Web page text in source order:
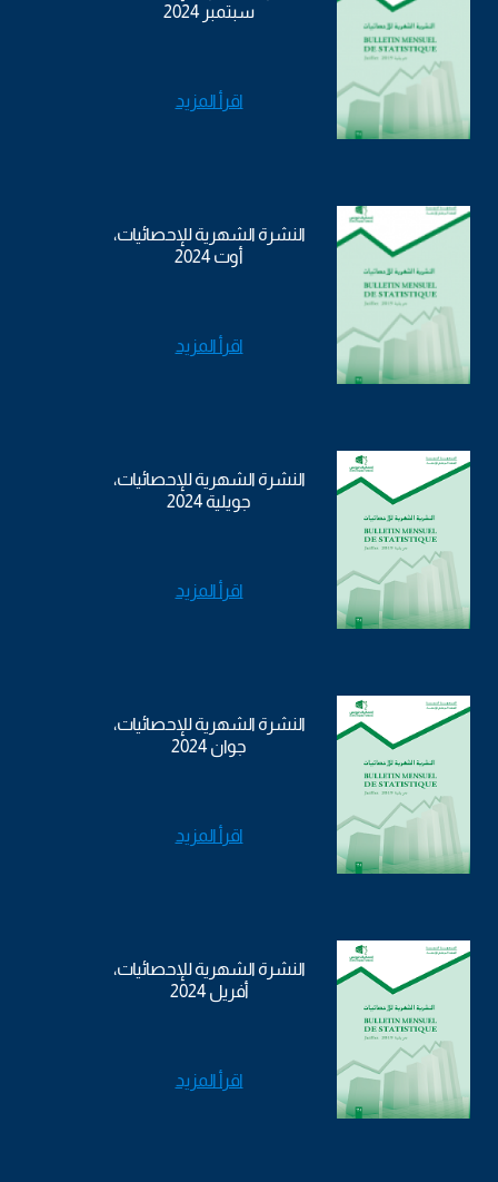
سبتمبر 2024
اقرأ المزيد
النشرة الشهرية للإحصائيات،
أوت 2024
اقرأ المزيد
النشرة الشهرية للإحصائيات،
جويلية 2024
اقرأ المزيد
النشرة الشهرية للإحصائيات،
جوان 2024
اقرأ المزيد
النشرة الشهرية للإحصائيات،
أفريل 2024
اقرأ المزيد